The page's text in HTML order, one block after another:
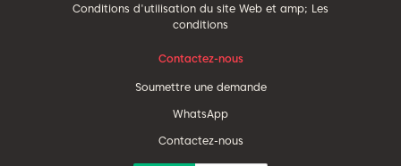
Conditions d'utilisation du site Web et amp; Les
conditions
Contactez-nous
Soumettre une demande
WhatsApp
Contactez-nous